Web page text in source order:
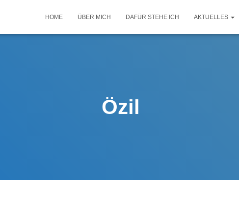
HOME ÜBER MICH DAFÜR STEHE ICH AKTUELLES
Özil